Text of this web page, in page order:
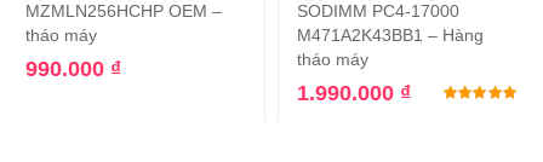
MZMLN256HCHP OEM –
tháo máy
990.000 ₫
SODIMM PC4-17000
M471A2K43BB1 – Hàng
tháo máy
1.990.000 ₫